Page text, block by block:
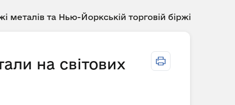
металів та Нью-Йоркській торговій біржі
на світових